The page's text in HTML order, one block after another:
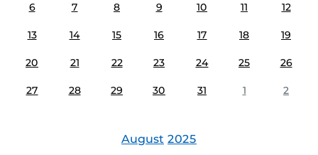
6 7 8 9 10 11 12
13 14 15 16 17 18 19
20 21 22 23 24 25 26
27 28 29 30 31 1 2
August 2025